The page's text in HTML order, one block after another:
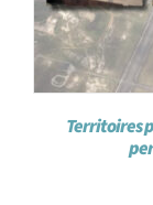
Territoires